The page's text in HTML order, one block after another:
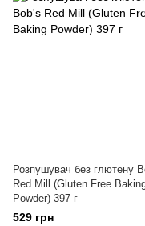
Розпушувач без глютену
Red Mill (Gluten Free
Powder) 397 г
529 грн